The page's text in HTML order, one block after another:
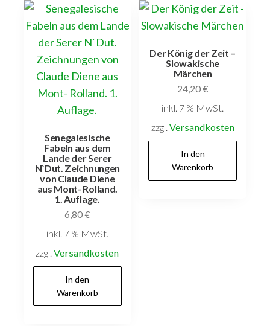
Senegalesische
Fabeln aus dem
Lande der Serer
N`Dut. Zeichnungen
von Claude Diene
aus Mont- Rolland.
1. Auflage.
6,80€
inkl. 7 % MwSt.
zzgl.Versandkosten
In den
Warenkorb
Der König der Zeit –
Slowakische
Märchen
24,20€
inkl. 7 % MwSt.
zzgl. Versandkosten
In den
Warenkorb